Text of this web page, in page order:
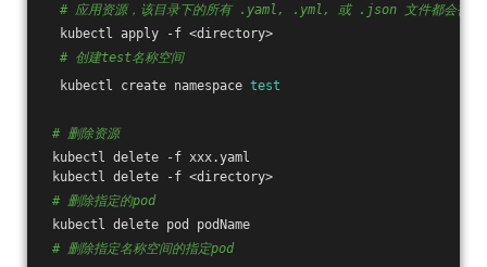
# 应用资源，该目录下的所有 .yaml, .yml, 或 .json 文件都会被使
kubectl apply -f <directory>
# 创建test名称空间
kubectl create namespace test
# 删除资源
kubectl delete -f xxx.yaml
kubectl delete -f <directory>
# 删除指定的pod
kubectl delete pod podName
# 删除指定名称空间的指定pod